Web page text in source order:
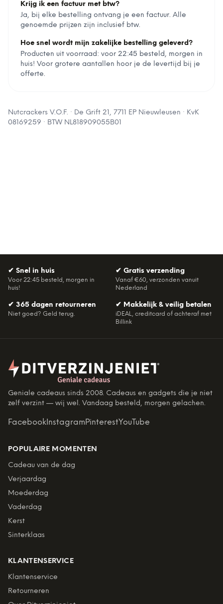
Krijg ik een factuur met btw?
Ja, bij elke bestelling ontvang je een factuur. Alle
genoemde prijzen zijn inclusief btw.
Hoe snel wordt mijn zakelijke bestelling geleverd?
Producten uit voorraad: voor 22:45 besteld, morgen in
huis! Voor grotere aantallen hoor je de levertijd bij je
offerte.
Nutcrackers V.O.F. · De Grift 21, 7711 EP Nieuwleusen · KvK
08169259 · BTW NL818909055B01
✔ Snel in huis
Voor 22:45 besteld, morgen in
huis!
✔ Gratis verzending
Vanaf €60, verzonden vanuit
Nederland
✔ 365 dagen retourneren
Niet goed? Geld terug.
✔ Makkelijk & veilig betalen
iDEAL, creditcard of achteraf met
Billink
Geniale cadeaus sinds 2008. Cadeaus en gadgets die je niet
zelf verzint — wij wel. Vandaag besteld, morgen gelachen.
Facebook InstagramPinterestYouTube
POPULAIRE MOMENTEN
Cadeau van de dag
Verjaardag
Moederdag
Vaderdag
Kerst
Sinterklaas
KLANTENSERVICE
Klantenservice
Retourneren